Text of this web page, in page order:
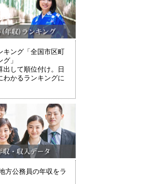
キング「全国市区町
」
出して順位付け。日
わかるランキングに
方公務員の年収をラ